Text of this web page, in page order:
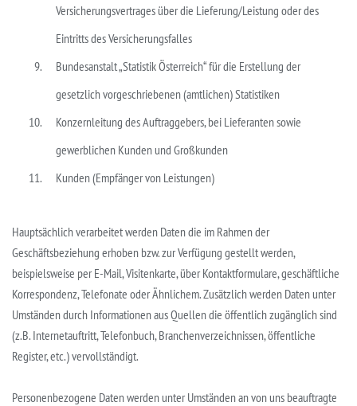
Versicherungsvertrages über die Lieferung/Leistung oder des
Eintritts des Versicherungsfalles
Bundesanstalt „Statistik Österreich“ für die Erstellung der
gesetzlich vorgeschriebenen (amtlichen) Statistiken
Konzernleitung des Auftraggebers, bei Lieferanten sowie
gewerblichen Kunden und Großkunden
Kunden (Empfänger von Leistungen)
Hauptsächlich verarbeitet werden Daten die im Rahmen der
Geschäftsbeziehung erhoben bzw. zur Verfügung gestellt werden,
beispielsweise per E-Mail, Visitenkarte, über Kontaktformulare, geschäftliche
Korrespondenz, Telefonate oder Ähnlichem. Zusätzlich werden Daten unter
Umständen durch Informationen aus Quellen die öffentlich zugänglich sind
(z.B. Internetauftritt, Telefonbuch, Branchenverzeichnissen, öffentliche
Register, etc.) vervollständigt.
Personenbezogene Daten werden unter Umständen an von uns beauftragte